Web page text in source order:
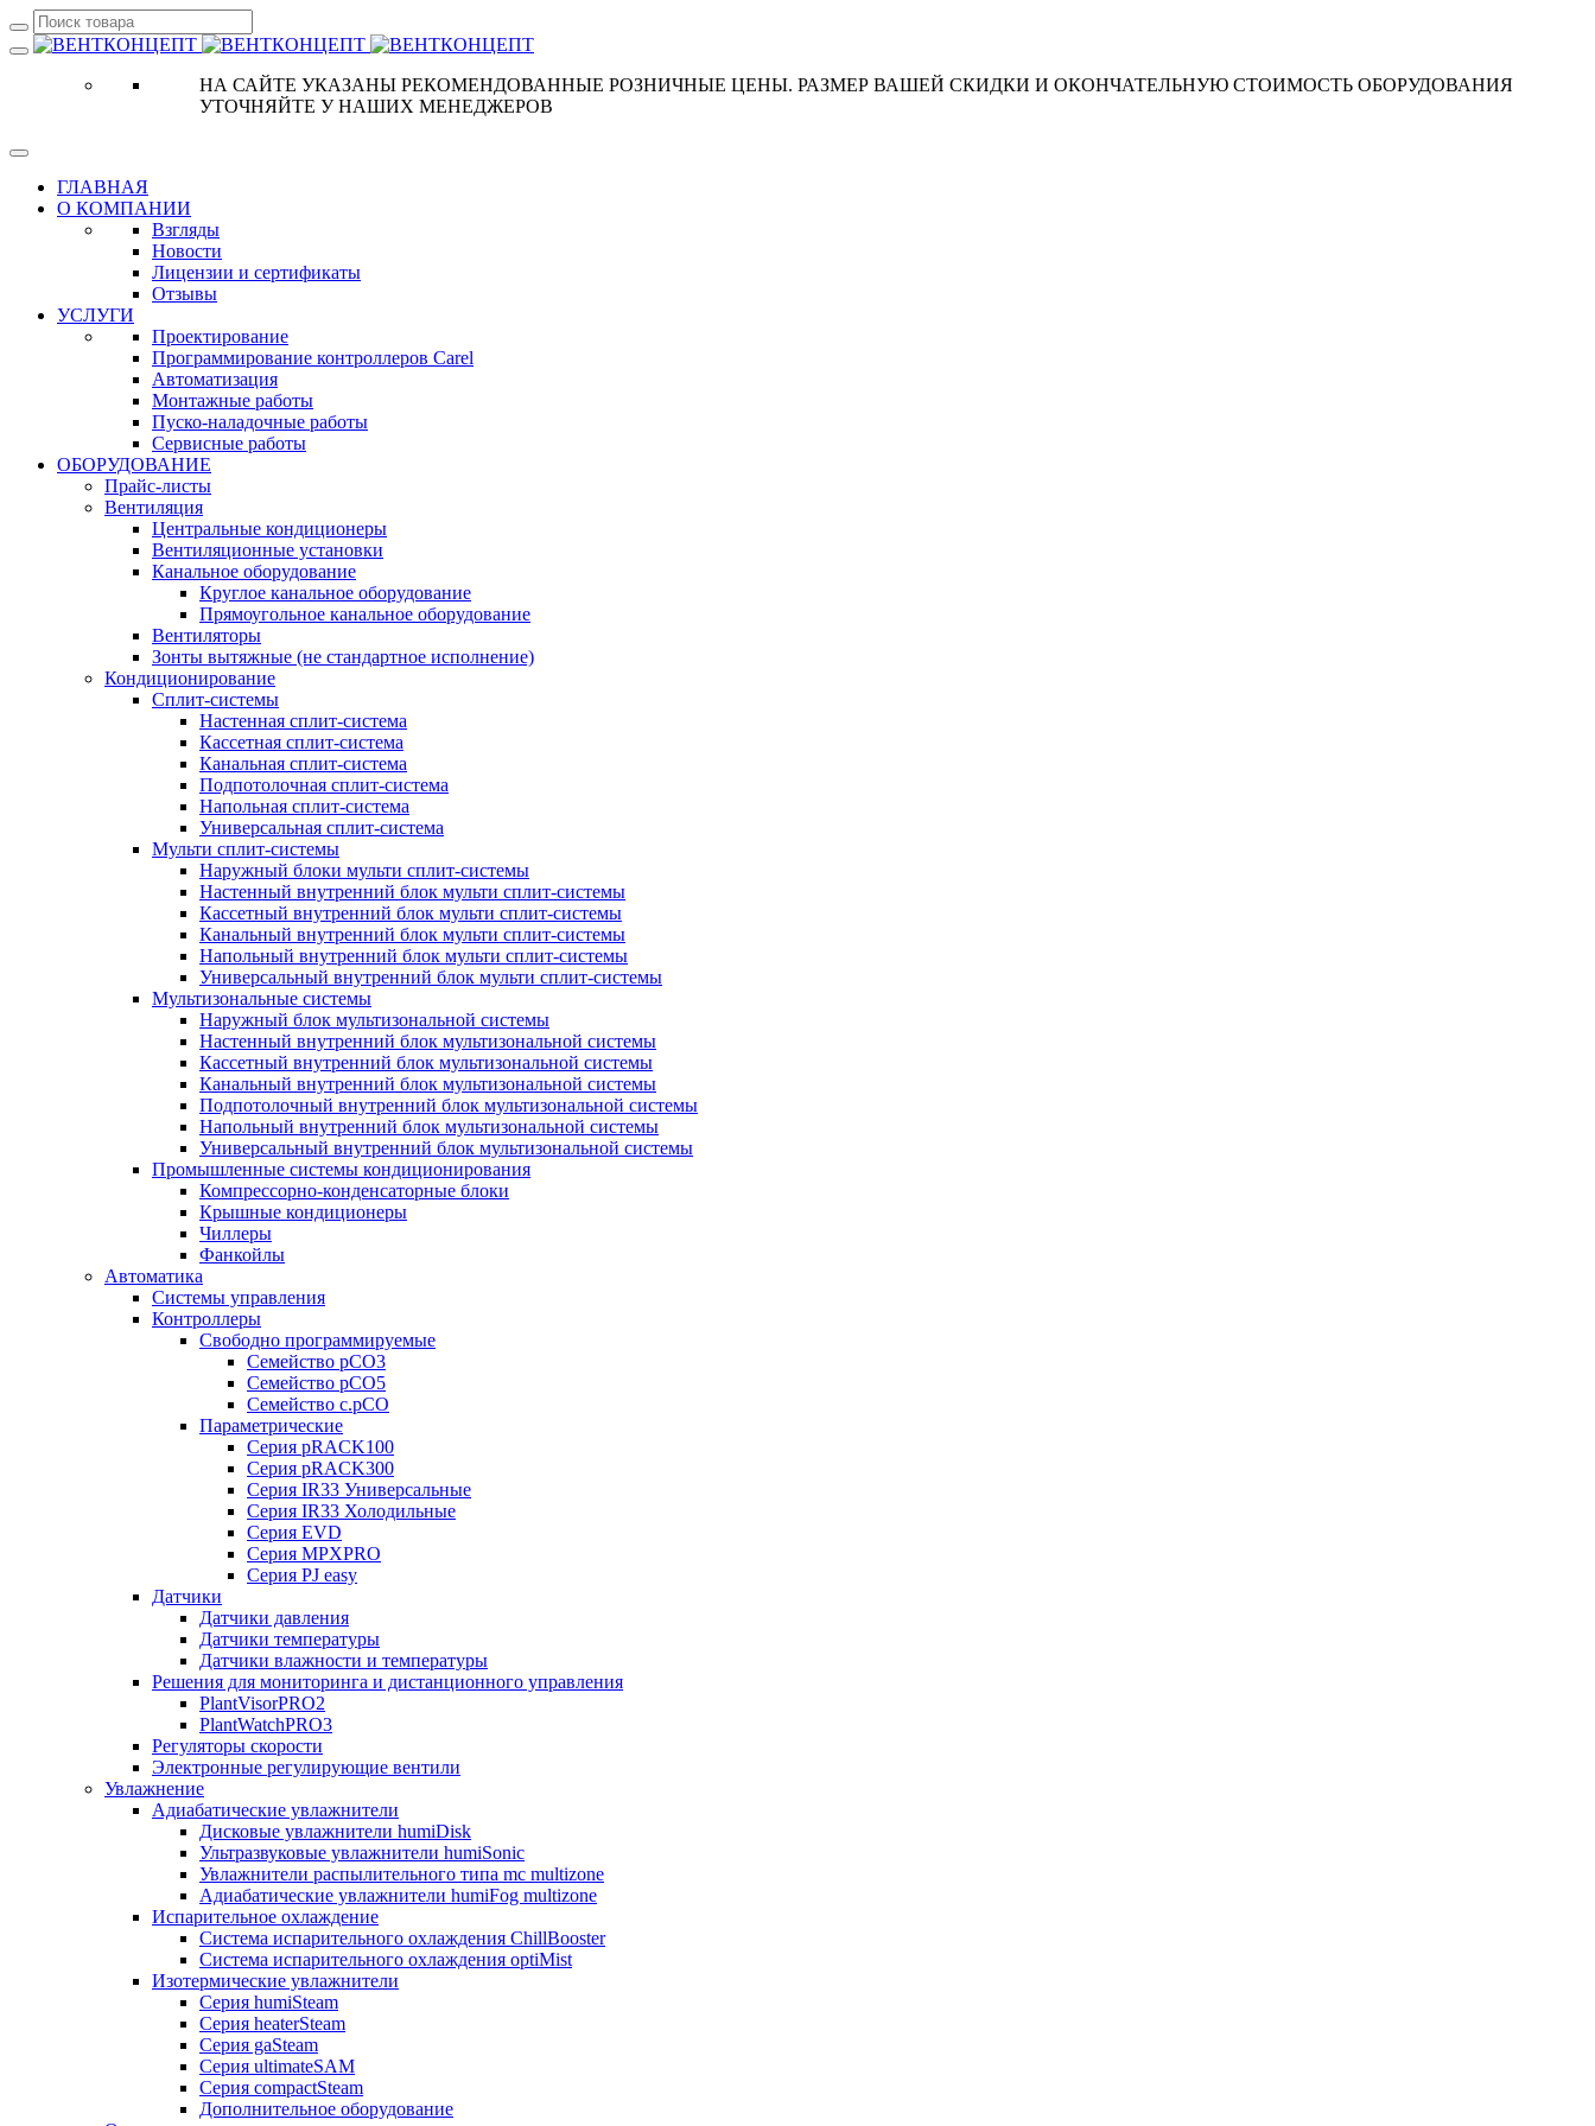
НА САЙТЕ УКАЗАНЫ РЕКОМЕНДОВАННЫЕ РОЗНИЧНЫЕ ЦЕНЫ. РАЗМЕР ВАШЕЙ СКИДКИ И ОКОНЧАТЕЛЬНУЮ СТОИМОСТЬ ОБОРУДОВАНИЯ
УТОЧНЯЙТЕ У НАШИХ МЕНЕДЖЕРОВ
ГЛАВНАЯ
О КОМПАНИИ
Взгляды
Новости
Лицензии и сертификаты
Отзывы
УСЛУГИ
Проектирование
Программирование контроллеров Carel
Автоматизация
Монтажные работы
Пуско-наладочные работы
Сервисные работы
ОБОРУДОВАНИЕ
Прайс-листы
Вентиляция
Центральные кондиционеры
Вентиляционные установки
Канальное оборудование
Круглое канальное оборудование
Прямоугольное канальное оборудование
Вентиляторы
Зонты вытяжные (не стандартное исполнение)
Кондиционирование
Сплит-системы
Настенная сплит-система
Кассетная сплит-система
Канальная сплит-система
Подпотолочная сплит-система
Напольная сплит-система
Универсальная сплит-система
Мульти сплит-системы
Наружный блоки мульти сплит-системы
Настенный внутренний блок мульти сплит-системы
Кассетный внутренний блок мульти сплит-системы
Канальный внутренний блок мульти сплит-системы
Напольный внутренний блок мульти сплит-системы
Универсальный внутренний блок мульти сплит-системы
Мультизональные системы
Наружный блок мультизональной системы
Настенный внутренний блок мультизональной системы
Кассетный внутренний блок мультизональной системы
Канальный внутренний блок мультизональной системы
Подпотолочный внутренний блок мультизональной системы
Напольный внутренний блок мультизональной системы
Универсальный внутренний блок мультизональной системы
Промышленные системы кондиционирования
Компрессорно-конденсаторные блоки
Крышные кондиционеры
Чиллеры
Фанкойлы
Автоматика
Системы управления
Контроллеры
Свободно программируемые
Семейство pCO3
Семейство pCO5
Семейство c.pCO
Параметрические
Серия pRACK100
Серия pRACK300
Серия IR33 Универсальные
Серия IR33 Холодильные
Серия EVD
Серия MPXPRO
Серия PJ easy
Датчики
Датчики давления
Датчики температуры
Датчики влажности и температуры
Решения для мониторинга и дистанционного управления
PlantVisorPRO2
PlantWatchPRO3
Регуляторы скорости
Электронные регулирующие вентили
Увлажнение
Адиабатические увлажнители
Дисковые увлажнители humiDisk
Ультразвуковые увлажнители humiSonic
Увлажнители распылительного типа mc multizone
Адиабатические увлажнители humiFog multizone
Испарительное охлаждение
Система испарительного охлаждения ChillBooster
Система испарительного охлаждения optiMist
Изотермические увлажнители
Серия humiSteam
Серия heaterSteam
Серия gaSteam
Серия ultimateSAM
Серия compactSteam
Дополнительное оборудование